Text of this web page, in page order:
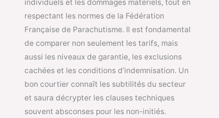
individuels et les dommages matériels, tout en
respectant les normes de la Fédération
Française de Parachutisme. Il est fondamental
de comparer non seulement les tarifs, mais
aussi les niveaux de garantie, les exclusions
cachées et les conditions d’indemnisation. Un
bon courtier connaît les subtilités du secteur
et saura décrypter les clauses techniques
souvent absconses pour les non-initiés.